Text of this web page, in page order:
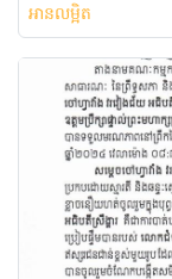
អានលម្អិត